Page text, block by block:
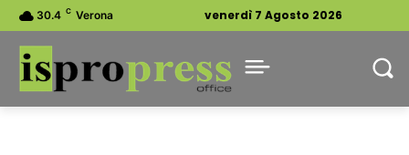
30.4 C Verona venerdì 7 Agosto 2026